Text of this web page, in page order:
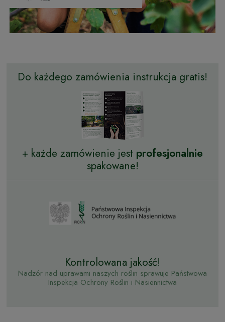
Do każdego zamówienia instrukcja gratis!
+ każde zamówienie jest profesjonalnie
spakowane!
Kontrolowana jakość!
Nadzór nad uprawami naszych roślin sprawuje Państwowa
Inspekcja Ochrony Roślin i Nasiennictwa